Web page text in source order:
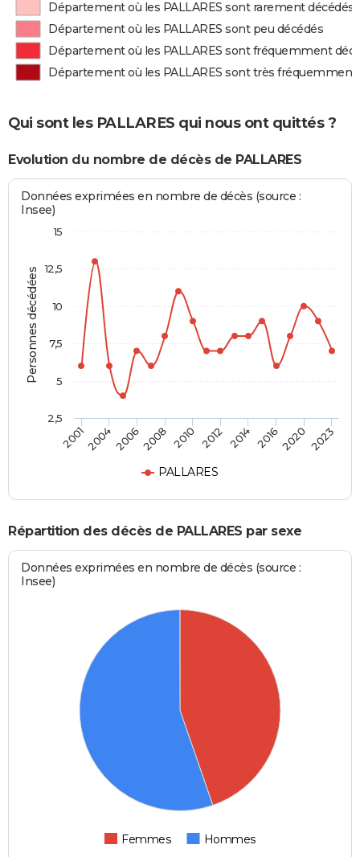
Département où les PALLARES sont rarement décédés
Département où les PALLARES sont peu décédés
Département où les PALLARES sont fréquemment
Département où les PALLARES sont très fréquemment
Qui sont les PALLARES qui nous ont quittés ?
Evolution du nombre de décès de PALLARES
Personnes décédées
Données exprimées en nombre de décès (source :
Insee)
PALLARES
2001200420062008 2010 2012 2014 20162020 2023
2,5
5
7,5
10
12,5
15
Répartition des décès de PALLARES par sexe
Données exprimées en nombre de décès (source :
Insee)
Femmes Hommes